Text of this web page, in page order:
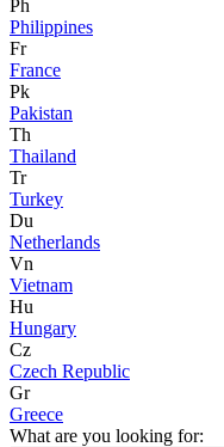
Ph
Philippines
Fr
France
Pk
Pakistan
Th
Thailand
Tr
Turkey
Du
Netherlands
Vn
Vietnam
Hu
Hungary
Cz
Czech Republic
Gr
Greece
What are you looking for: